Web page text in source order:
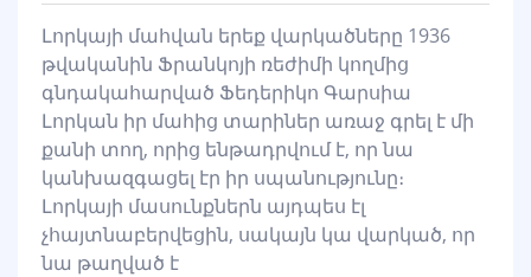
Լորկայի մահվան երեք վարկածները 1936
թվականին Ֆրանկոյի ռեժիմի կողմից
գնդակահարված Ֆեդերիկո Գարսիա
Լորկան իր մահից տարիներ առաջ գրել է մի
քանի տող, որից ենթադրվում է, որ նա
կանխազգացել էր իր սպանությունը։
Լորկայի մասունքներն այդպես էլ
չհայտնաբերվեցին, սակայն կա վարկած, որ
նա թաղված է